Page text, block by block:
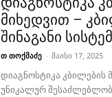
მიხედვით –
შინაგანი
თ თოქმაძე - მაისი 17, 2025
დიაგნოსტიკა კბილების
უნიკალურ